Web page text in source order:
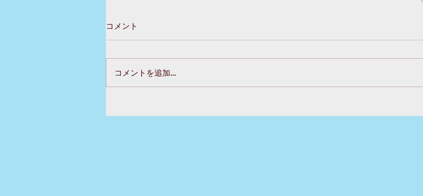
コメント
コメントを追加…